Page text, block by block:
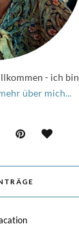
- ich bin
über mich...